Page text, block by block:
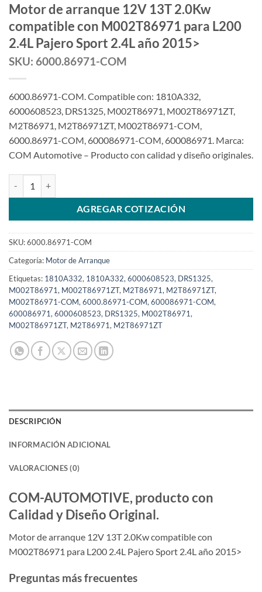
Motor de arranque 12V 13T 2.0Kw
compatible con M002T86971 para L200
2.4L Pajero Sport 2.4L año 2015>
SKU: 6000.86971-COM
6000.86971-COM. Compatible con: 1810A332,
6000608523, DRS1325, M002T86971, M002T86971ZT,
M2T86971, M2T86971ZT, M002T86971-COM,
6000.86971-COM, 600086971-COM, 600086971. Marca:
COM Automotive – Producto con calidad y diseño originales.
AGREGAR COTIZACIÓN
SKU:6000.86971-COM
Categoría: Motor de Arranque
Etiquetas: 1810A332, 1810A332, 6000608523, DRS1325,
M002T86971, M002T86971ZT, M2T86971, M2T86971ZT,
M002T86971-COM, 6000.86971-COM, 600086971-COM,
600086971, 6000608523, DRS1325, M002T86971,
M002T86971ZT, M2T86971, M2T86971ZT
DESCRIPCIÓN
INFORMACIÓN ADICIONAL
VALORACIONES (0)
COM-AUTOMOTIVE, producto con
Calidad y Diseño Original.
Motor de arranque 12V 13T 2.0Kw compatible con
M002T86971 para L200 2.4L Pajero Sport 2.4L año 2015>
Preguntas más frecuentes